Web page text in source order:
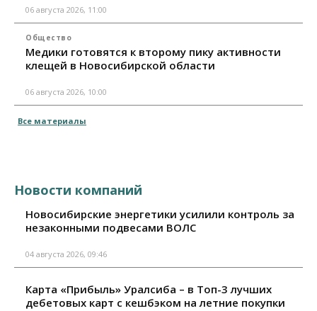
06 августа 2026, 11:00
Общество
Медики готовятся к второму пику активности
клещей в Новосибирской области
06 августа 2026, 10:00
Все материалы
Новости компаний
Новосибирские энергетики усилили контроль за
незаконными подвесами ВОЛС
04 августа 2026, 09:46
Карта «Прибыль» Уралсиба – в Топ-3 лучших
дебетовых карт с кешбэком на летние покупки